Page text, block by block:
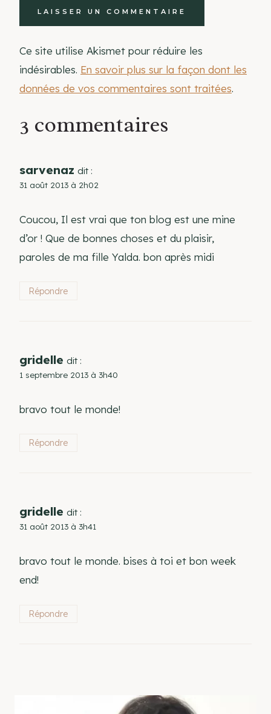
Ce site utilise Akismet pour réduire les
indésirables. En savoir plus sur la façon dont les
données de vos commentaires sont traitées.
3 commentaires
sarvenaz dit :
31 août 2013 à 2h02
Coucou, Il est vrai que ton blog est une mine
d’or ! Que de bonnes choses et du plaisir,
paroles de ma fille Yalda. bon après midi
Répondre
gridelle dit :
1 septembre 2013 à 3h40
bravo tout le monde!
Répondre
gridelle dit :
31 août 2013 à 3h41
bravo tout le monde. bises à toi et bon week
end!
Répondre